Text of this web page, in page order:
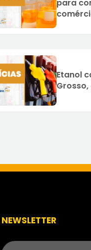
para
Etanol
Grosso,
NEWSLETTER